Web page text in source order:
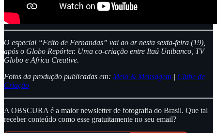
O especial “Feito de Fernandas” vai ao ar nesta sexta-feira (19),
após o Globo Repórter. Uma co-criação entre Itaú Unibanco, TV
Globo e Africa Creative.
Fotos da produção publicadas em: Meio & Mensagem | Clube de
Criação
A OBSCURA é a maior newsletter de fotografia do Brasil. Que tal
receber conteúdo como esse gratuitamente no seu email?